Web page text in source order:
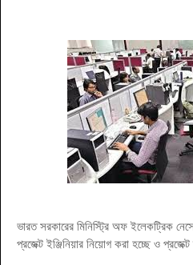
ভারত সরকারের মিনিস্ট্রি অফ ইলেকট্রিক
প্রজেক্ট ইঞ্জিনিয়ার নিয়োগ করা হচ্ছে ও